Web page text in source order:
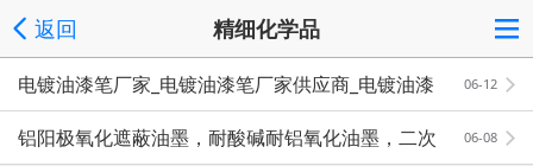
返回 精细化学品
06-12
电镀油漆笔厂家_电镀油漆笔厂家供应商_电镀油漆
笔生产厂家批发
06-08
铝阳极氧化遮蔽油墨，耐酸碱耐铝氧化油墨，二次